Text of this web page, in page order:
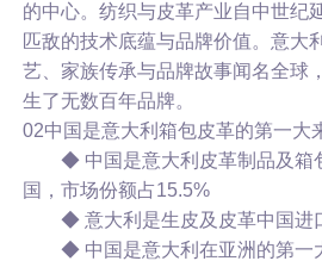
的中心。纺织与皮革产业自中世纪
匹敌的技术底蕴与品牌价值。意大
艺、家族传承与品牌故事闻名全球
生了无数百年品牌。
02中国是意大利箱包皮革的第一大
◆ 中国是意大利皮革制品及箱
国，市场份额占15.5%
◆ 意大利是生皮及皮革中国进
◆ 中国是意大利在亚洲的第一